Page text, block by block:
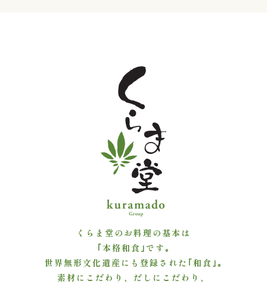
くらま堂のお料理の基本は
｢本格和食｣です｡
世界無形文化遺産にも登録された｢和食｣｡
素材にこだわり、だしにこだわり、